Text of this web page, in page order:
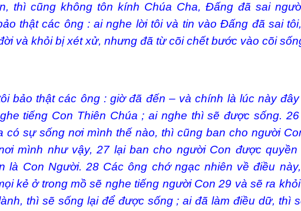
thì cũng không tôn kính Chúa Cha, Đấng đã sai
thật các ông : ai nghe lời tôi và tin vào Đấng đã sai
và khỏi bị xét xử, nhưng đã từ cõi chết bước vào cõi
bảo thật các ông : giờ đã đến – và chính là lúc này
tiếng Con Thiên Chúa ; ai nghe thì sẽ được sống. 26
có sự sống nơi mình thế nào, thì cũng ban cho người
mình như vậy, 27 lại ban cho người Con được
là Con Người. 28 Các ông chớ ngạc nhiên về điều
kẻ ở trong mồ sẽ nghe tiếng người Con 29 và sẽ ra
thì sẽ sống lại để được sống ; ai đã làm điều dữ, thì